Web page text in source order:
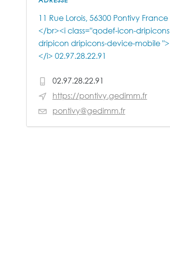
11 Rue Lorois, 56300 Pontivy France
</br><i class="qodef-icon-dripicons
dripicon dripicons-device-mobile ">
</i> 02.97.28.22.91
02.97.28.22.91
https://pontivy.gedimm.fr
pontivy@gedimm.fr